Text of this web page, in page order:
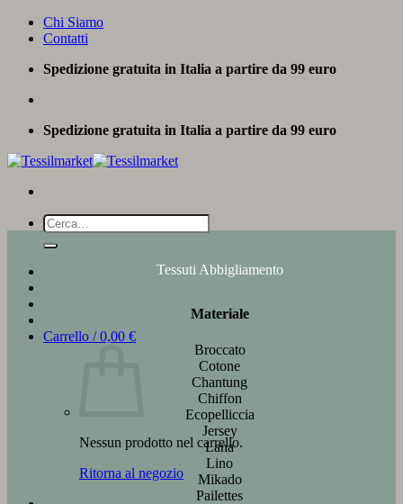
Salta
Chi Siamo
Contatti
Spedizione gratuita in Italia a partire da 99 euro
Spedizione gratuita in Italia a partire da 99 euro
Cerca:
Carrello /0,00 €
Nessun prodotto nel carrello.
Ritorna al negozio
Tessuti Abbigliamento
Materiale
Broccato
Cotone
Chantung
Chiffon
Ecopelliccia
Jersey
Lana
Lino
Mikado
Pailettes